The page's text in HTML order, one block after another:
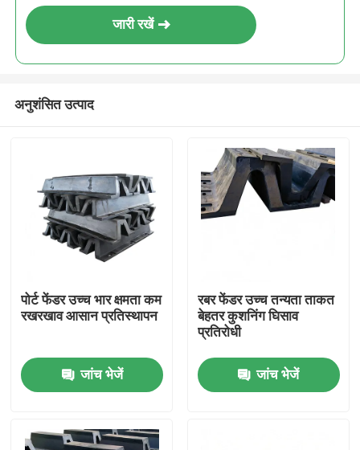
जारी रखें
अनुशंसित उत्पाद
पोर्ट फेंडर उच्च भार क्षमता कम
रखरखाव आसान प्रतिस्थापन
जांच भेजें
रबर फेंडर उच्च तन्यता ताकत
बेहतर कुशनिंग घिसाव
प्रतिरोधी
जांच भेजें